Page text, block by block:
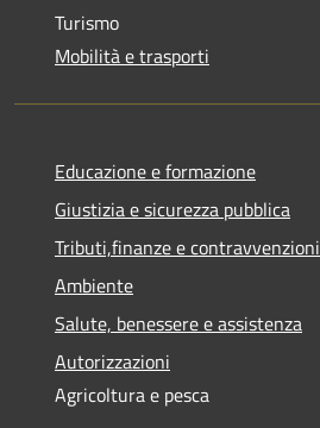
Turismo
Mobilità e trasporti
Educazione e formazione
Giustizia e sicurezza pubblica
Tributi,finanze e contravvenzioni
Ambiente
Salute, benessere e assistenza
Autorizzazioni
Agricoltura e pesca